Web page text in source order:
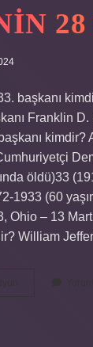
başkanı
Franklin D.
öldü)33
1933 (60
Ohio – 13
William